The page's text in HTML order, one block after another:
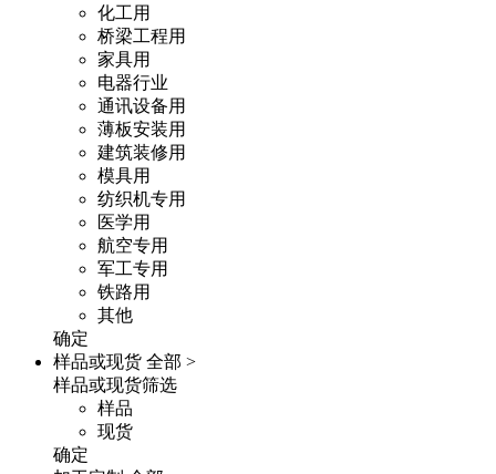
化工用
桥梁工程用
家具用
电器行业
通讯设备用
薄板安装用
建筑装修用
模具用
纺织机专用
医学用
航空专用
军工专用
铁路用
其他
确定
样品或现货 全部 >
样品或现货筛选
样品
现货
确定